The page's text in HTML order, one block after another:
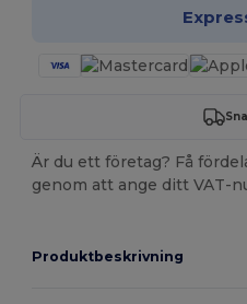
Är du ett företag? Få
genom att ange ditt VAT-
Produktbeskrivning